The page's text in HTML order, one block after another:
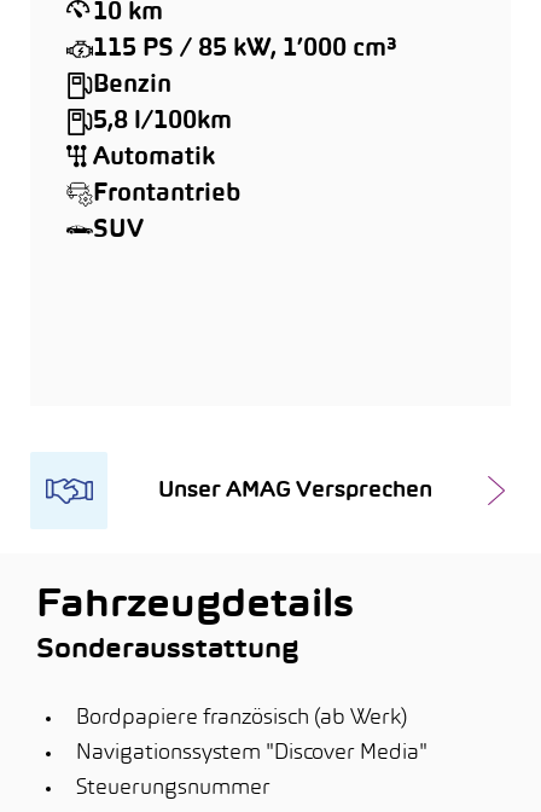
10 km
115 PS / 85 kW, 1’000 cm³
Benzin
5,8 l/100km
Automatik
Frontantrieb
SUV
Unser AMAG Versprechen
Fahrzeugdetails
Sonderausstattung
Bordpapiere französisch (ab Werk)
Navigationssystem "Discover Media"
Steuerungsnummer